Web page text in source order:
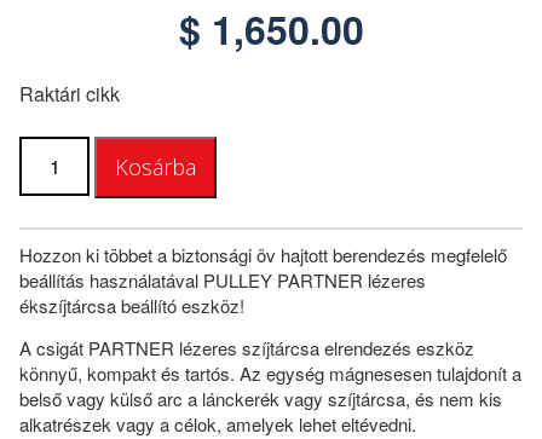
$ 1,650.00
Raktári cikk
Szíjtárcsa
Partner
mennyiség
Kosárba
Hozzon ki többet a biztonsági öv hajtott berendezés megfelelő
beállítás használatával PULLEY PARTNER lézeres
ékszíjtárcsa beállító eszköz!
A csigát PARTNER lézeres szíjtárcsa elrendezés eszköz
könnyű, kompakt és tartós. Az egység mágnesesen tulajdonít a
belső vagy külső arc a lánckerék vagy szíjtárcsa, és nem kis
alkatrészek vagy a célok, amelyek lehet eltévedni.